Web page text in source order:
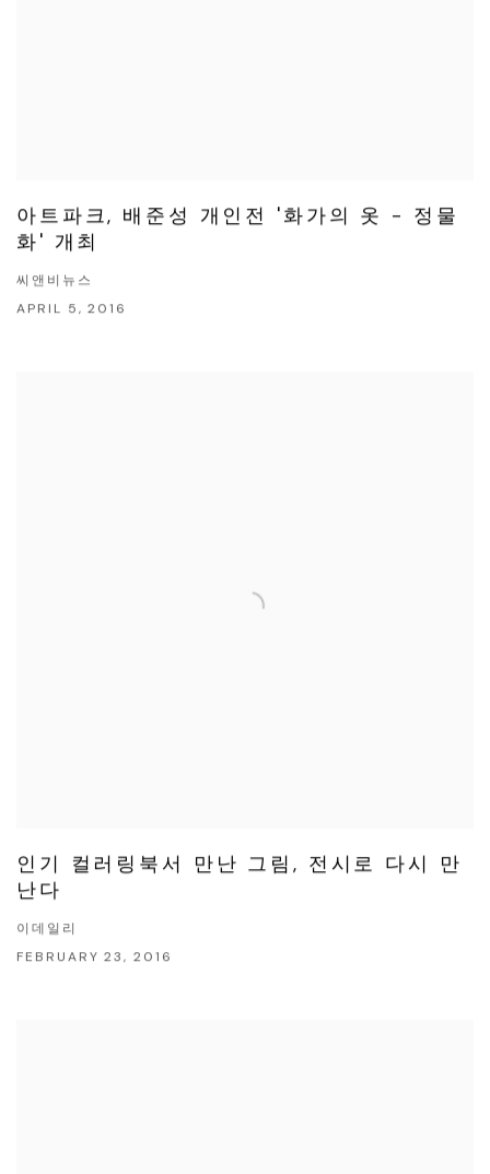
아트파크, 배준성 개인전 '화가의 옷 - 정물
화' 개최
씨앤비뉴스
APRIL 5, 2016
인기 컬러링북서 만난 그림, 전시로 다시 만
난다
이데일리
FEBRUARY 23, 2016